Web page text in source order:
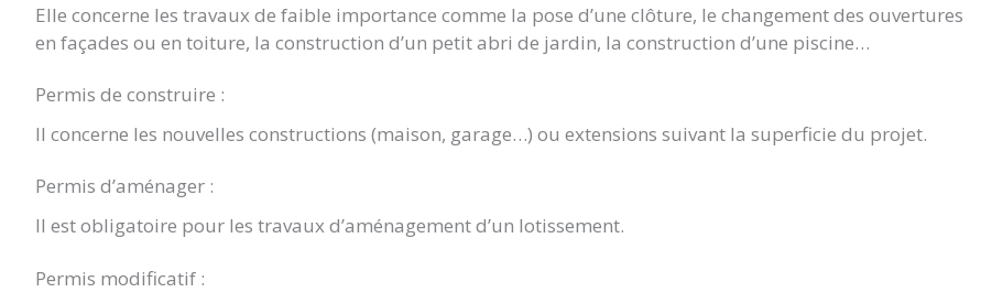
Elle concerne les travaux de faible importance comme la pose d’une clôture, le changement des ouvertures
en façades ou en toiture, la construction d’un petit abri de jardin, la construction d’une piscine…
Permis de construire :
Il concerne les nouvelles constructions (maison, garage…) ou extensions suivant la superficie du projet.
Permis d’aménager :
Il est obligatoire pour les travaux d’aménagement d’un lotissement.
Permis modificatif :